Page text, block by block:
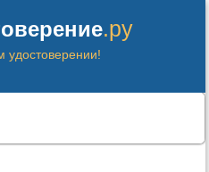
.ру
удостоверении!